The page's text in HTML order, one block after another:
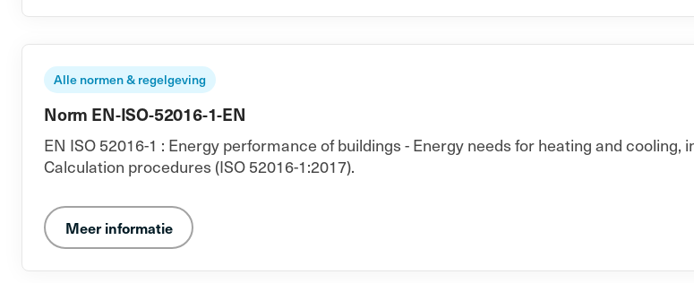
Alle normen & regelgeving
Norm EN-ISO-52016-1-EN
EN ISO 52016-1 : Energy performance of buildings - Energy needs for heating and
Calculation procedures (ISO 52016-1:2017).
Meer informatie